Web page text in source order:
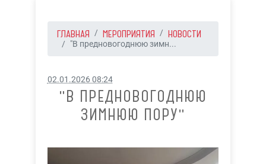
ГЛАВНАЯ МЕРОПРИЯТИЯ НОВОСТИ
"В предновогоднюю зимн...
02.01.2026 08:24
"В ПРЕДНОВОГОДНЮЮ
ЗИМНЮЮ ПОРУ"